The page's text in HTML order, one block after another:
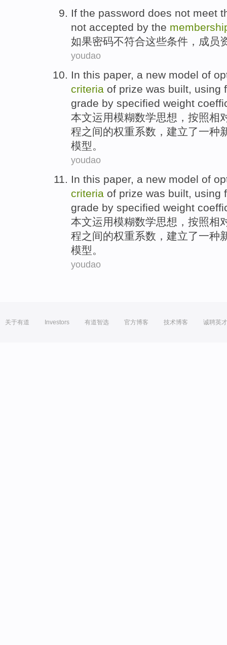
If the password does not meet
not accepted by the
如果密码不符合这些条件 ， 成员
youdao
In this paper, a new model of
criteria of prize was built, using
grade by specified weight
本文运用模糊数学思想 ，按照相
程之间的权重系数 ，建立了一种
模型。
youdao
In this paper, a new model of
criteria of prize was built, using
grade by specified weight
本文运用模糊数学思想 ，按照相
程之间的权重系数 ，建立了一种
模型。
youdao
关于有道 Investors 有道智选 官方博客 技术博客 诚聘英才